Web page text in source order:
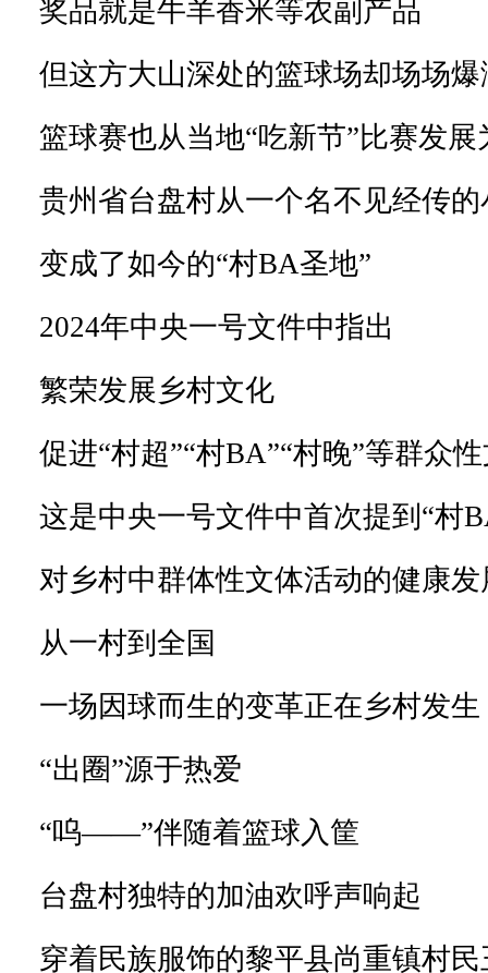
奖品就是牛羊香米等农副产品
但这方大山深处的篮球场却场场爆
篮球赛也从当地“吃新节”比赛发
贵州省台盘村从一个名不见经传
变成了如今的“村BA圣地”
2024年中央一号文件中指出
繁荣发展乡村文化
促进“村超”“村BA”“村晚”等群众
这是中央一号文件中首次提到“村
对乡村中群体性文体活动的健康
从一村到全国
一场因球而生的变革正在乡村发生
“出圈”源于热爱
“呜——”伴随着篮球入筐
台盘村独特的加油欢呼声响起
穿着民族服饰的黎平县尚重镇村